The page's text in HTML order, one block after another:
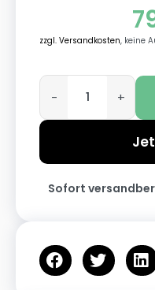
zzgl. Versandkosten, keine
- +
Sofort